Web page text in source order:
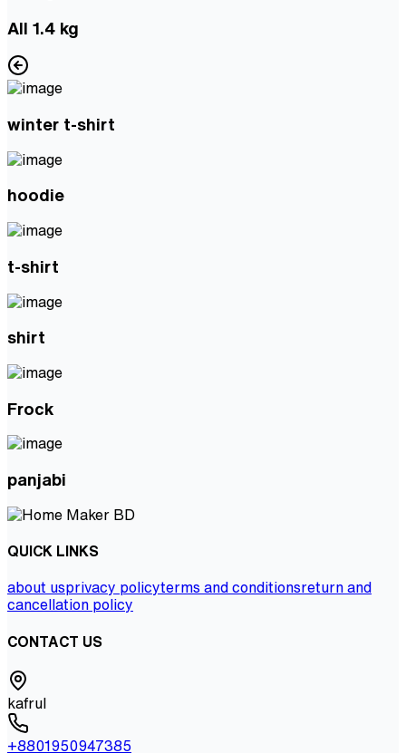
All 1.4 kg
winter t-shirt
hoodie
t-shirt
shirt
Frock
panjabi
QUICK LINKS
about usprivacy policyterms and conditionsreturn and
cancellation policy
CONTACT US
kafrul
+8801950947385